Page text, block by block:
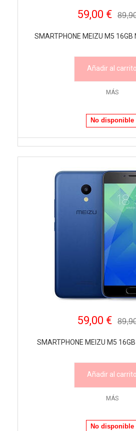
59,00 €
SMARTPHONE MEIZU M5 16GB
Añadir al carrito
MÁS
No disponible
59,00 €
SMARTPHONE MEIZU M5
Añadir al carrito
MÁS
No disponible